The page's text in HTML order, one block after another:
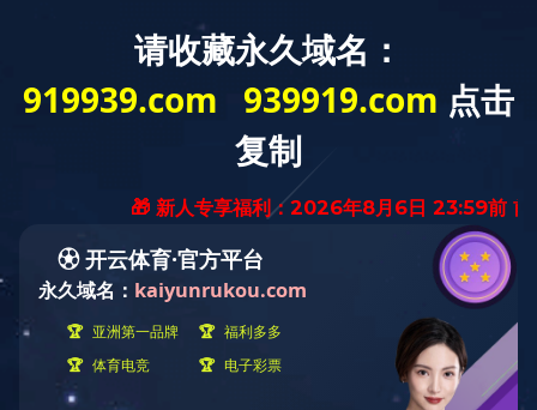
ELEVATOR DOOR SYSTEM
电梯门系统
FECL.02A型中分层门装置（玻璃门结构）